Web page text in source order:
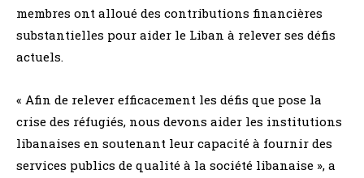
membres ont alloué des contributions financières
substantielles pour aider le Liban à relever ses défis
actuels.
« Afin de relever efficacement les défis que pose la
crise des réfugiés, nous devons aider les institutions
libanaises en soutenant leur capacité à fournir des
services publics de qualité à la société libanaise », a